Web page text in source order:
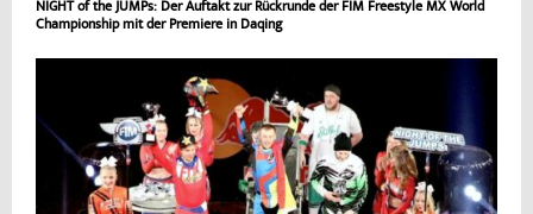
NIGHT of the JUMPs: Der Auftakt zur Rückrunde der FIM Freestyle MX World
Championship mit der Premiere in Daqing